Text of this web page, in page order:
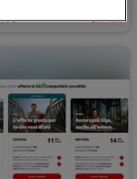
08 3.7 km